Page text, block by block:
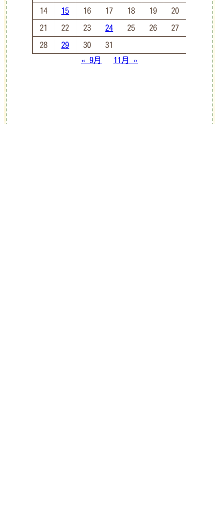
14 15 16 17 18 19 20
21 22 23 24 25 26 27
28 29 30
31
« 9月
11月 »